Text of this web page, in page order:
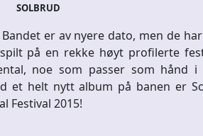
SOLBRUD
er av nyere dato, men de
på en rekke høyt profilerte
noe som passer som hånd
et helt nytt album på banen er
Festival 2015!